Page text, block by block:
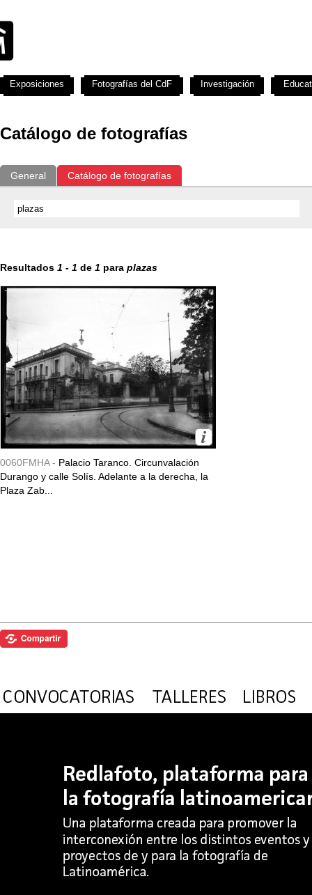
Catálogo de fotografías
General Catálogo de fotografías
Resultados 1 - 1 de 1 para plazas
0060FMHA - Palacio Taranco. Circunvalación
Durango y calle Solís. Adelante a la derecha, la
Plaza Zab...
Exposiciones Fotografías del CdF Investigación